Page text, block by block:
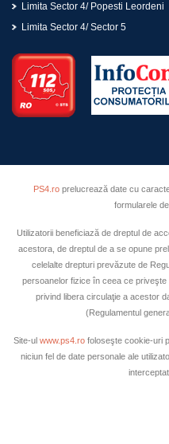
Limita Sector 4/ Popesti Leordeni
Limita Sector 4/ Sector 5
PS4.roprelucrează date cu
formularele
Utilizatorii beneficiază de dreptul de
acestora, de dreptul de a se opune
celelalte drepturi prevăzute de
persoanelor fizice în ceea ce
privind libera circulaţie a acestor
(Regulamentul
Site-ul www.ps4.rofoloseşte cookie-uri
niciun fel de date personale ale